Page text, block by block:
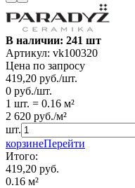
В наличии: 241 шт
Артикул: vk100320
Цена по запросу
419,20 руб./шт.
0 руб./шт.
1 шт. = 0.16 м²
2 620 руб./м²
шт.
корзинеПерейти
Итого:
419,20 руб.
0.16 м²